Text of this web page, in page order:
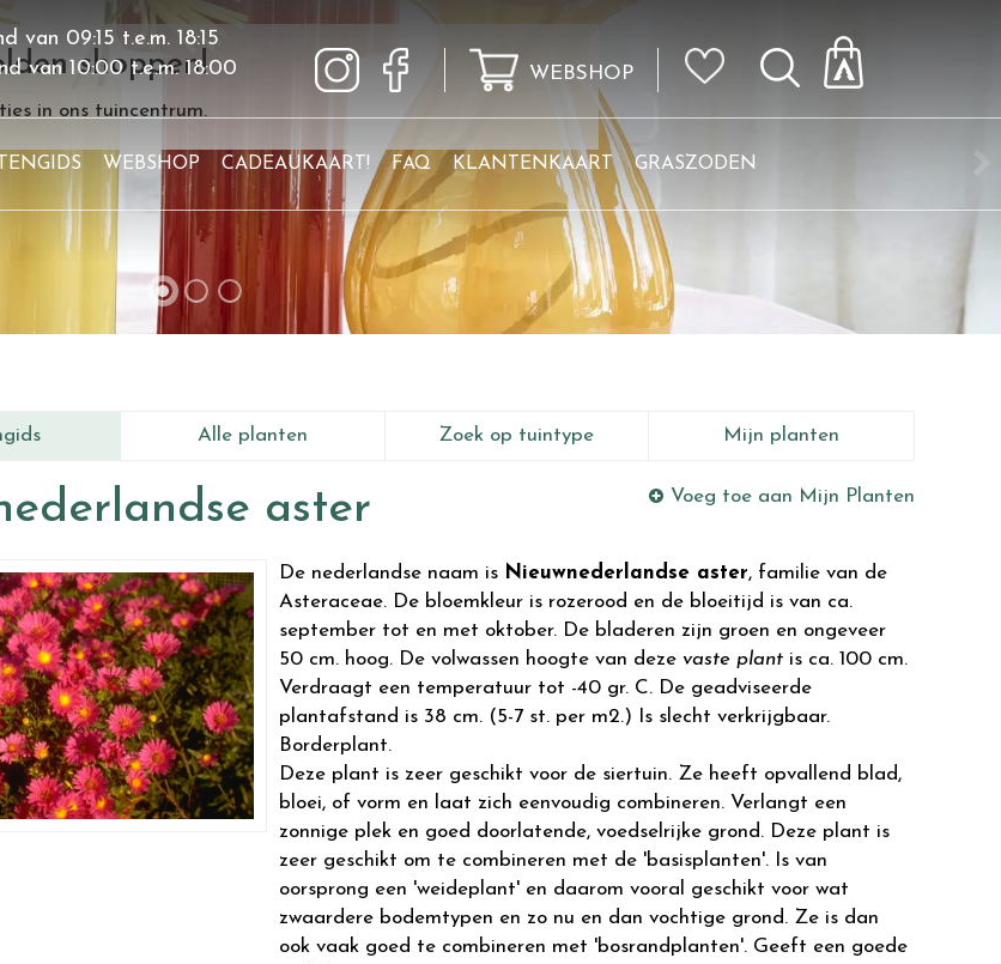
shoppen!
in ons tuincentrum.
van 09:15 t.e.m. 18:15
van10:00t.e.m.18:00 WEBSHOP
WEBSHOP CADEAUKAART! FAQ KLANTENKAART GRASZODEN
Alle planten Zoek op tuintype Mijn planten
aster Voeg toe aan Mijn Planten
De nederlandse naam is Nieuwnederlandse aster, familie van de
Asteraceae. De bloemkleur is rozerood en de bloeitijd is van ca.
september tot en met oktober. De bladeren zijn groen en ongeveer
50 cm. hoog. De volwassen hoogte van deze vaste plant is ca. 100 cm.
Verdraagt een temperatuur tot -40 gr. C. De geadviseerde
plantafstand is 38 cm. (5-7 st. per m2.) Is slecht verkrijgbaar.
Borderplant.
Deze plant is zeer geschikt voor de siertuin. Ze heeft opvallend blad,
bloei, of vorm en laat zich eenvoudig combineren. Verlangt een
zonnige plek en goed doorlatende, voedselrijke grond. Deze plant is
zeer geschikt om te combineren met de 'basisplanten'. Is van
oorsprong een 'weideplant' en daarom vooral geschikt voor wat
zwaardere bodemtypen en zo nu en dan vochtige grond. Ze is dan
ook vaak goed te combineren met 'bosrandplanten'. Geeft een goede